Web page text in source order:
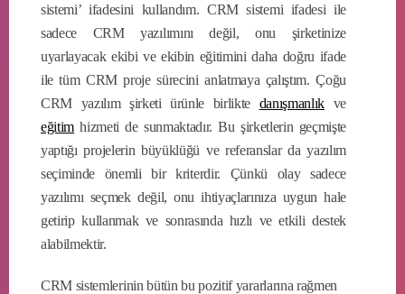
sistemi’ ifadesini kullandım. CRM sistemi ifadesi ile
sadece CRM yazılımını değil, onu şirketinize
uyarlayacak ekibi ve ekibin eğitimini daha doğru ifade
ile tüm CRM proje sürecini anlatmaya çalıştım. Çoğu
CRM yazılım şirketi ürünle birlikte danışmanlık ve
eğitim hizmeti de sunmaktadır. Bu şirketlerin geçmişte
yaptığı projelerin büyüklüğü ve referanslar da yazılım
seçiminde önemli bir kriterdir. Çünkü olay sadece
yazılımı seçmek değil, onu ihtiyaçlarınıza uygun hale
getirip kullanmak ve sonrasında hızlı ve etkili destek
alabilmektir.
CRM sistemlerinin bütün bu pozitif yararlarına rağmen